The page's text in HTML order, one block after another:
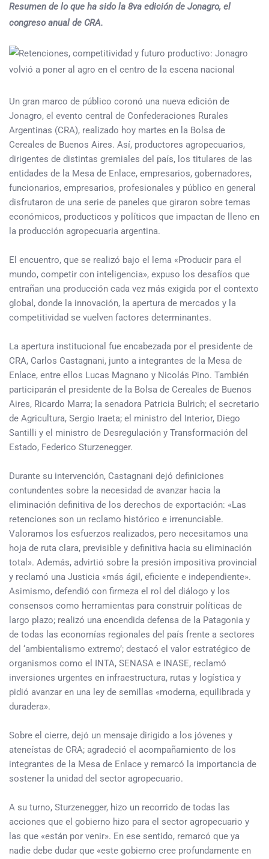
Resumen de lo que ha sido la 8va edición de Jonagro, el
congreso anual de CRA.
Un gran marco de público coronó una nueva edición de
Jonagro, el evento central de Confederaciones Rurales
Argentinas (CRA), realizado hoy martes en la Bolsa de
Cereales de Buenos Aires. Así, productores agropecuarios,
dirigentes de distintas gremiales del país, los titulares de las
entidades de la Mesa de Enlace, empresarios, gobernadores,
funcionarios, empresarios, profesionales y público en general
disfrutaron de una serie de paneles que giraron sobre temas
económicos, producticos y políticos que impactan de lleno en
la producción agropecuaria argentina.
El encuentro, que se realizó bajo el lema «Producir para el
mundo, competir con inteligencia», expuso los desafíos que
entrañan una producción cada vez más exigida por el contexto
global, donde la innovación, la apertura de mercados y la
competitividad se vuelven factores determinantes.
La apertura institucional fue encabezada por el presidente de
CRA, Carlos Castagnani, junto a integrantes de la Mesa de
Enlace, entre ellos Lucas Magnano y Nicolás Pino. También
participarán el presidente de la Bolsa de Cereales de Buenos
Aires, Ricardo Marra; la senadora Patricia Bulrich; el secretario
de Agricultura, Sergio Iraeta; el ministro del Interior, Diego
Santilli y el ministro de Desregulación y Transformación del
Estado, Federico Sturzenegger.
Durante su intervención, Castagnani dejó definiciones
contundentes sobre la necesidad de avanzar hacia la
eliminación definitiva de los derechos de exportación: «Las
retenciones son un reclamo histórico e irrenunciable.
Valoramos los esfuerzos realizados, pero necesitamos una
hoja de ruta clara, previsible y definitiva hacia su eliminación
total». Además, advirtió sobre la presión impositiva provincial
y reclamó una Justicia «más ágil, eficiente e independiente».
Asimismo, defendió con firmeza el rol del diálogo y los
consensos como herramientas para construir políticas de
largo plazo; realizó una encendida defensa de la Patagonia y
de todas las economías regionales del país frente a sectores
del ‘ambientalismo extremo’; destacó el valor estratégico de
organismos como el INTA, SENASA e INASE, reclamó
inversiones urgentes en infraestructura, rutas y logística y
pidió avanzar en una ley de semillas «moderna, equilibrada y
duradera».
Sobre el cierre, dejó un mensaje dirigido a los jóvenes y
ateneístas de CRA; agradeció el acompañamiento de los
integrantes de la Mesa de Enlace y remarcó la importancia de
sostener la unidad del sector agropecuario.
A su turno, Sturzenegger, hizo un recorrido de todas las
acciones que el gobierno hizo para el sector agropecuario y
las que «están por venir». En ese sentido, remarcó que ya
nadie debe dudar que «este gobierno cree profundamente en